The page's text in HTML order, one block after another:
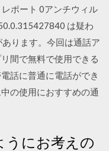
ポート 0アンチウィル
は疑わ
ります。今回は通話ア
間で無料で使用できる
話に普通に電話ができ
の使用におすすめの通
うにお考えの